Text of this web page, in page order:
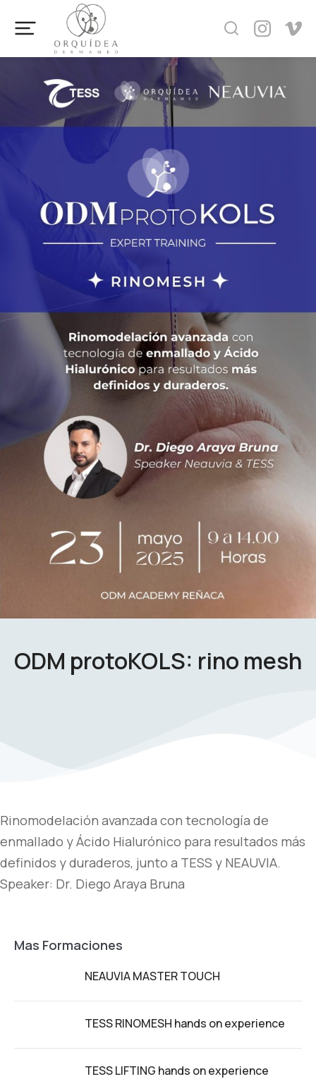
ODM protoKOLS: rino mesh
Rinomodelación avanzada con tecnología de
enmallado y Ácido Hialurónico para resultados más
definidos y duraderos, junto a TESS y NEAUVIA.
Speaker: Dr. Diego Araya Bruna
Mas Formaciones
NEAUVIA MASTER TOUCH
TESS RINOMESH hands on experience
TESS LIFTING hands on experience